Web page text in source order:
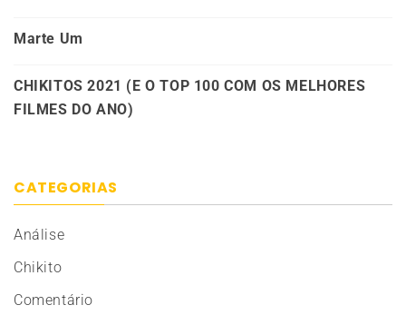
Marte Um
CHIKITOS 2021 (E O TOP 100 COM OS MELHORES
FILMES DO ANO)
CATEGORIAS
Análise
Chikito
Comentário